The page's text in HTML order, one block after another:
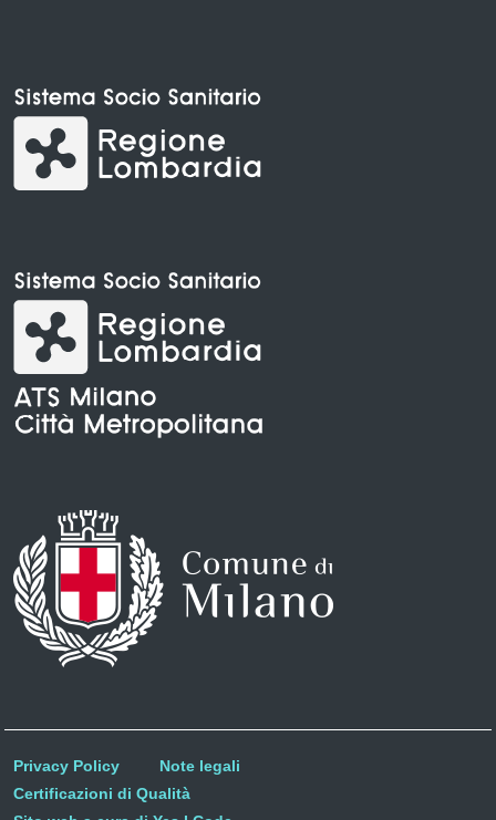
Privacy Policy
Note legali
Certificazioni di Qualità